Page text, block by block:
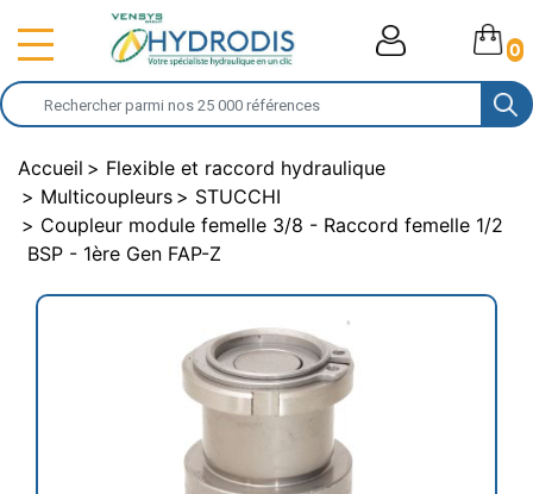
0
Accueil
Flexible et raccord hydraulique
Multicoupleurs
STUCCHI
Coupleur module femelle 3/8 - Raccord femelle 1/2
BSP - 1ère Gen FAP-Z